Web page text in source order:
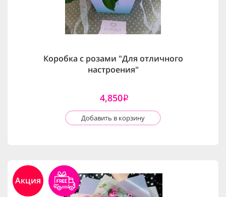
Коробка с розами "Для отличного
настроения"
4,850i
Добавить в корзину
Акция